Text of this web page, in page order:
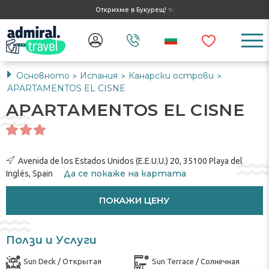
Открихме в Букурещ! ✨
Основното > Испания > Канарски острови >
APARTAMENTOS EL CISNE
APARTAMENTOS EL CISNE
Avenida de los Estados Unidos (E.E.U.U.) 20, 35100 Playa del
Inglés, Spain
Да се ​​покаже на картата
ПОКАЖИ ЦЕНУ
Ползи и Услуги
Sun Deck / Открытая
Sun Terrace / Солнечная